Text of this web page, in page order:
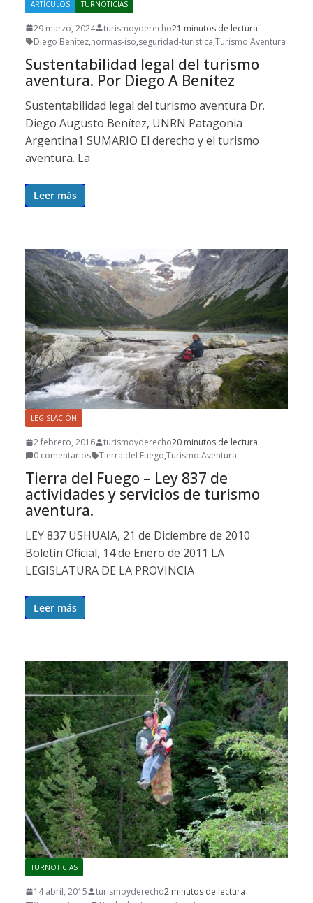
ARTÍCULOS TURNOTICIAS
29 marzo, 2024 turismoyderecho21 minutos de lectura
Diego Benítez,normas-iso,seguridad-turística,Turismo Aventura
Sustentabilidad legal del turismo
aventura. Por Diego A Benítez
Sustentabilidad legal del turismo aventura Dr.
Diego Augusto Benítez, UNRN Patagonia
Argentina1 SUMARIO El derecho y el turismo
aventura. La
Leer más
LEGISLACIÓN
2 febrero, 2016 turismoyderecho20 minutos de lectura
0 comentarios
Tierra del Fuego,Turismo Aventura
Tierra del Fuego – Ley 837 de
actividades y servicios de turismo
aventura.
LEY 837 USHUAIA, 21 de Diciembre de 2010
Boletín Oficial, 14 de Enero de 2011 LA
LEGISLATURA DE LA PROVINCIA
Leer más
TURNOTICIAS
14 abril, 2015 turismoyderecho2 minutos de lectura